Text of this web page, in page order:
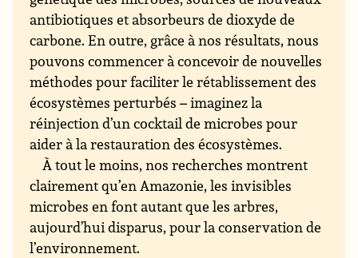
antibiotiques et absorbeurs de dioxyde de
carbone. En outre, grâce à nos résultats, nous
pouvons commencer à concevoir de nouvelles
méthodes pour faciliter le rétablissement des
écosystèmes perturbés – imaginez la
réinjection d’un cocktail de microbes pour
aider à la restauration des écosystèmes.
À tout le moins, nos recherches montrent
clairement qu’en Amazonie, les invisibles
microbes en font autant que les arbres,
aujourd’hui disparus, pour la conservation de
l’environnement.